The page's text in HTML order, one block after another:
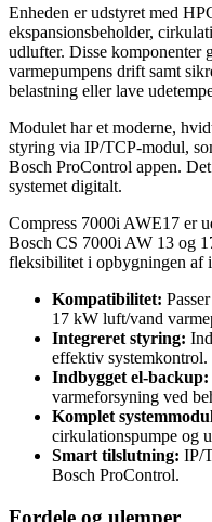
Enheden er udstyret med
ekspansionsbeholder,
udlufter. Disse komponenter
varmepumpens drift samt
belastning eller lave
Modulet har et moderne,
styring via IP/TCP-modul,
Bosch ProControl appen.
systemet digitalt.
Compress 7000i AWE17 er
Bosch CS 7000i AW 13 og
fleksibilitet i opbygningen af
Kompatibilitet:
17 kW luft/vand
Integreret styring:
effektiv systemkontrol.
Indbygget el-backup:
varmeforsyning ved
Komplet
cirkulationspumpe og
Smart tilslutning: IP/
Bosch ProControl.
Fordele og ulemper